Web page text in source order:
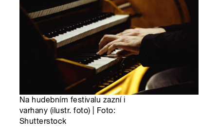
Na hudebním festivalu zazní i
varhany (ilustr. foto) | Foto:
Shutterstock